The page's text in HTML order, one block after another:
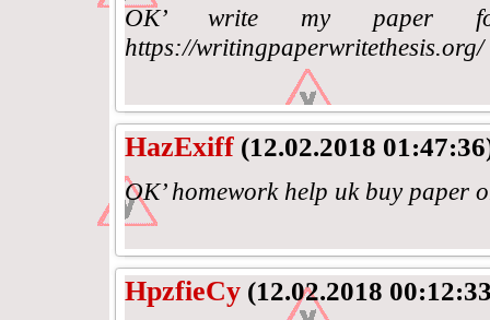
OK’ write my paper
https://
HazExiff (12.02.2018
OK’ homework help uk buy paper
HpzfieCy (12.02.2018